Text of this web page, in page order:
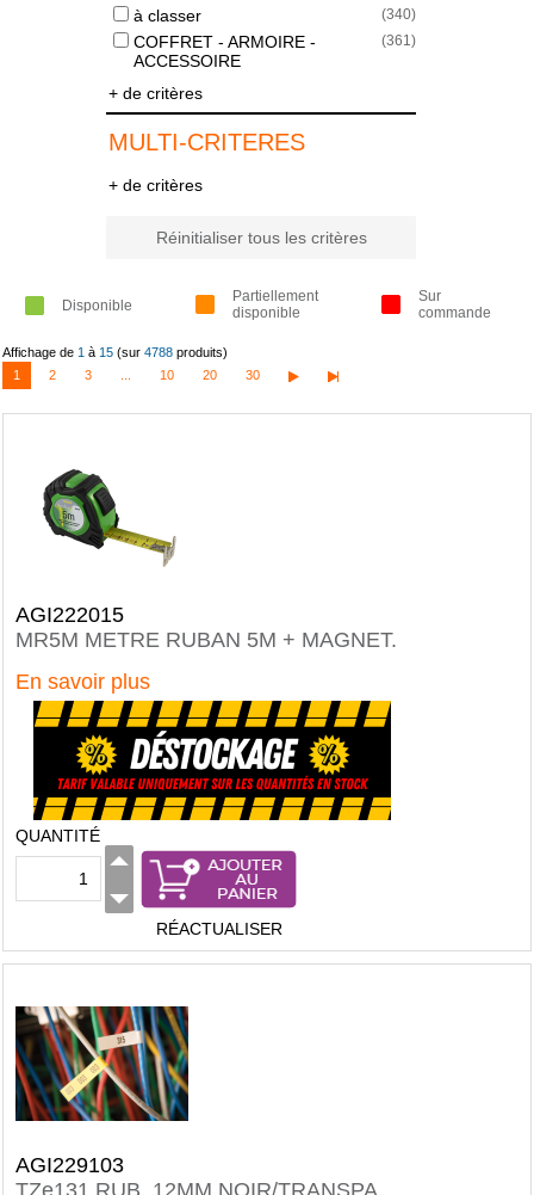
à classer (340)
COFFRET - ARMOIRE -
ACCESSOIRE
(361)
+ de critères
MULTI-CRITERES
+ de critères
Réinitialiser tous les critères
Disponible
Partiellement
disponible
Sur
commande
Affichage de 1 à 15 (sur 4788 produits)
1
2 3 10 20 30
AGI222015
MR5M METRE RUBAN 5M + MAGNET.
En savoir plus
QUANTITÉ
RÉACTUALISER
AGI229103
TZe131 RUB. 12MM NOIR/TRANSPA.